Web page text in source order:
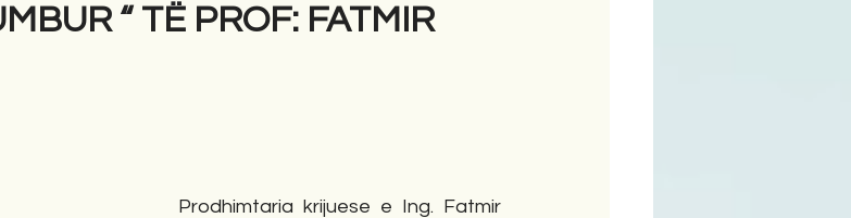
Romane English Përkthime
“ TË PROF: FATMIR
Prodhimtaria krijuese e Ing. Fatmir